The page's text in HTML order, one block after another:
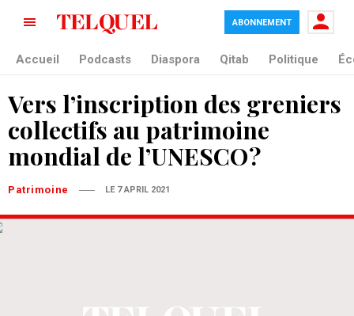
ABONNEMENT
Accueil Podcasts Diaspora Qitab Politique
Vers l’inscription des greniers
collectifs au patrimoine
mondial de l’UNESCO ?
Patrimoine LE 7 APRIL 2021